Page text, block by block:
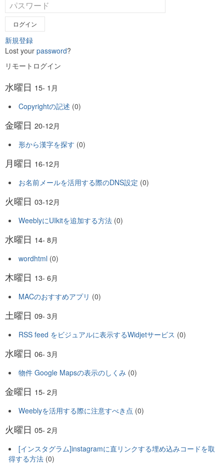
ログイン
新規登録
Lost your password?
リモートログイン
水曜日 15- 1月
Copyrightの記述 (0)
金曜日 20-12月
形から漢字を探す (0)
月曜日 16-12月
お名前メールを活用する際のDNS設定 (0)
火曜日 03-12月
WeeblyにUIkitを追加する方法 (0)
水曜日 14- 8月
wordhtml (0)
木曜日 13- 6月
MACのおすすめアプリ (0)
土曜日 09- 3月
RSS feed をビジュアルに表示するWidjetサービス (0)
水曜日 06- 3月
物件 Google Mapsの表示のしくみ (0)
金曜日 15- 2月
Weeblyを活用する際に注意すべき点 (0)
火曜日 05- 2月
[インスタグラム]instagramに直リンクする埋め込みコードを取
得する方法 (0)